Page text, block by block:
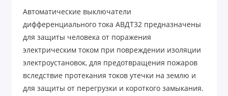
Автоматические выключатели
дифференциального тока АВДТ32 предназначены
для защиты человека от поражения
электрическим током при повреждении изоляции
электроустановок, для предотвращения пожаров
вследствие протекания токов утечки на землю и
для защиты от перегрузки и короткого замыкания.